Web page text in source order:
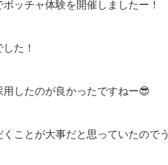
ッチャ体験を開催しましたー！
た！
したのが良かったですねー😎
ことが大事だと思っていたのでう